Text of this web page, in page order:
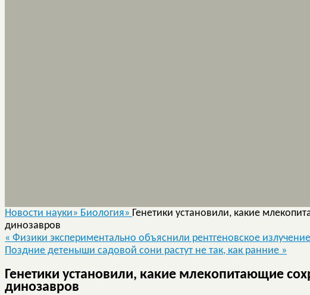
Новости науки» Биология» Генетики установили, какие
динозавров
« Физики экспериментально объяснили рентгеновское
Поздние детеныши садовой сони растут не так, как ранние »
Генетики установили, какие млекопитающие
динозавров